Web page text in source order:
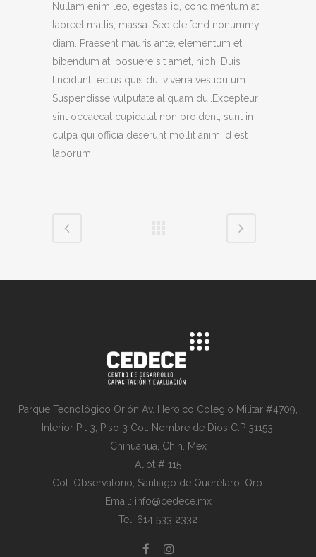
Nullam enim leo, egestas id, condimentum at,
laoreet mattis, massa. Sed eleifend nonummy
diam. Praesent mauris ante, elementum et,
bibendum at, posuere sit amet, nibh. Duis
tincidunt lectus quis dui viverra vestibulum.
Suspendisse vulputate aliquam dui.Excepteur
sint occaecat cupidatat non proident, sunt in
culpa qui officia deserunt mollit anim id est
laborum
Parque Tecnológico Orión Av. Heroico Colegio Militar #4709,
Interior Pit 3, Piso 3 Col. Nombre de Dios C.P 31153.
Chihuahua, Chih. Mex
Aliot # 115
Col. Observatorio, Santiago de Querétaro, Qro.
Email: info@cedece.mx
Tel: 614 533 2332